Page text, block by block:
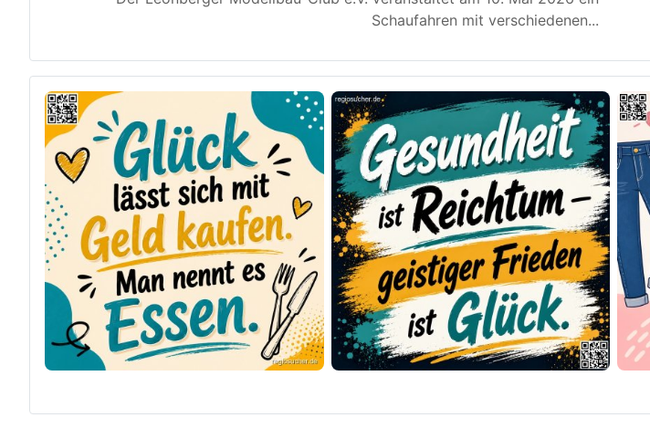
Schaufahren mit verschiedenen...